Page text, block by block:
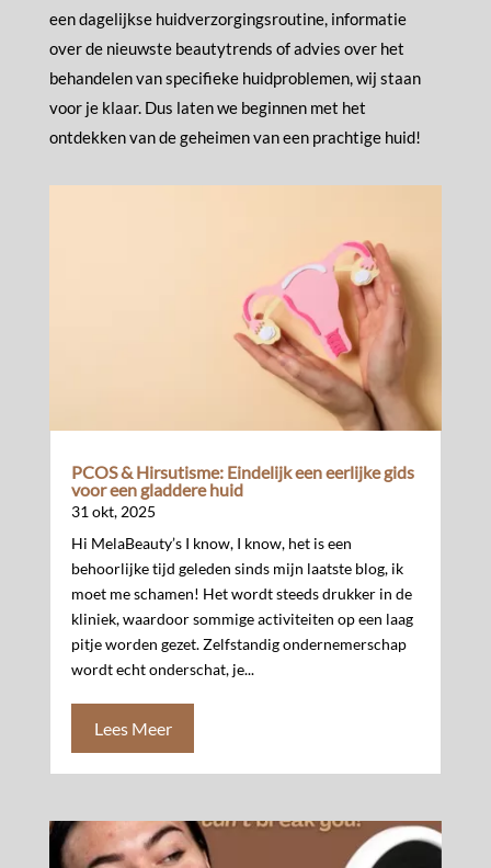
een dagelijkse huidverzorgingsroutine, informatie
over de nieuwste beautytrends of advies over het
behandelen van specifieke huidproblemen, wij staan
voor je klaar. Dus laten we beginnen met het
ontdekken van de geheimen van een prachtige huid!
PCOS & Hirsutisme: Eindelijk een eerlijke gids
voor een gladdere huid
31 okt, 2025
Hi MelaBeauty’s I know, I know, het is een
behoorlijke tijd geleden sinds mijn laatste blog, ik
moet me schamen! Het wordt steeds drukker in de
kliniek, waardoor sommige activiteiten op een laag
pitje worden gezet. Zelfstandig ondernemerschap
wordt echt onderschat, je...
Lees Meer